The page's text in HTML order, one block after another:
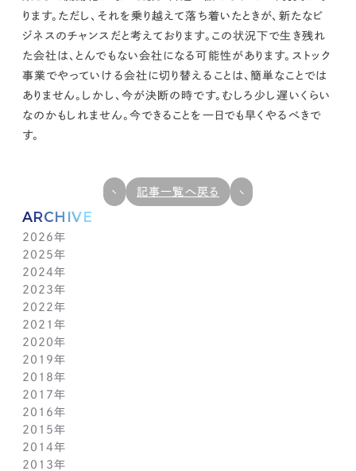
ARCHIVE
2026年
7月(1)
6月(1)
5月(1)
4月(1)
3月(1)
2月(1)
1月(1)
2025年
12月(1)
11月(1)
10月(1)
9月(1)
8月(1)
7月(1)
6月(1)
5月(1)
4月(1)
3月(1)
2月(1)
1月(2)
2024年
11月(1)
10月(1)
9月(1)
8月(1)
7月(1)
6月(1)
5月(1)
4月(1)
3月(1)
2月(1)
1月(2)
2023年
11月(1)
10月(1)
9月(1)
8月(1)
7月(1)
6月(1)
5月(1)
4月(1)
3月(1)
2月(1)
2022年
11月(1)
10月(1)
9月(1)
8月(1)
7月(1)
6月(1)
5月(1)
4月(1)
3月(2)
2021年
11月(1)
10月(1)
9月(1)
8月(1)
7月(1)
6月(1)
5月(1)
4月(1)
2020年
11月(2)
9月(2)
7月(1)
6月(2)
5月(2)
4月(3)
3月(2)
2019年
12月(2)
10月(1)
9月(2)
7月(1)
6月(2)
4月(1)
2018年
12月(1)
11月(1)
10月(1)
9月(2)
8月(1)
2017年
12月(1)
11月(1)
10月(1)
9月(1)
2016年
12月(1)
11月(1)
10月(1)
2015年
12月(1)
11月(1)
2014年
12月(1)
2013年
ります。 ただし、それを乗り越えて落ち着いたときが、新たなビ
ジネスのチャンスだと考えております。 この状況下で生き残れ
た会社は、とんでもない会社になる可能性があります。 ストック
事業でやっていける会社に切り替えることは、簡単なことでは
ありません。しかし、今が決断の時です。 むしろ少し遅いくらい
なのかもしれません。今できることを一日でも早くやるべきで
す。
記事一覧へ戻る